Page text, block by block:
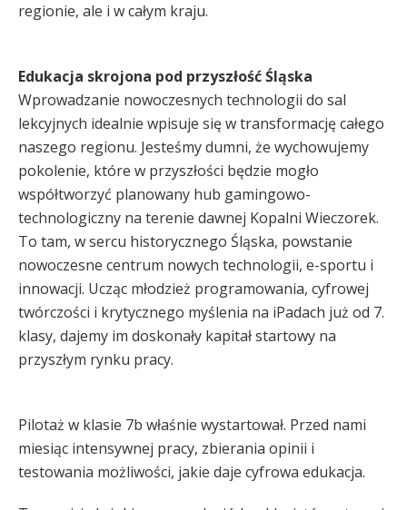
regionie, ale i w całym kraju.
Edukacja skrojona pod przyszłość Śląska
Wprowadzanie nowoczesnych technologii do sal
lekcyjnych idealnie wpisuje się w transformację całego
naszego regionu. Jesteśmy dumni, że wychowujemy
pokolenie, które w przyszłości będzie mogło
współtworzyć planowany hub gamingowo-
technologiczny na terenie dawnej Kopalni Wieczorek.
To tam, w sercu historycznego Śląska, powstanie
nowoczesne centrum nowych technologii, e-sportu i
innowacji. Ucząc młodzież programowania, cyfrowej
twórczości i krytycznego myślenia na iPadach już od 7.
klasy, dajemy im doskonały kapitał startowy na
przyszłym rynku pracy.
Pilotaż w klasie 7b właśnie wystartował. Przed nami
miesiąc intensywnej pracy, zbierania opinii i
testowania możliwości, jakie daje cyfrowa edukacja.